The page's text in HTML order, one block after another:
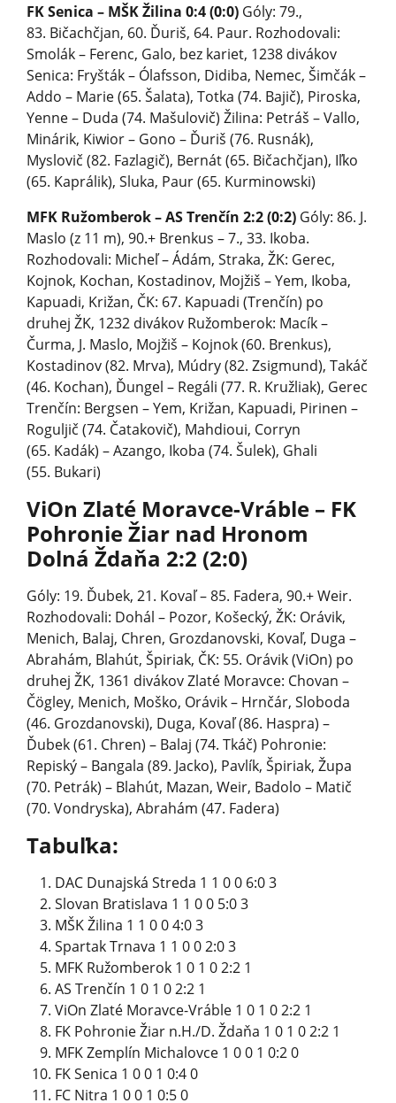
FK Senica – MŠK Žilina 0:4 (0:0) Góly: 79.,
83. Bičachčjan, 60. Ďuriš, 64. Paur. Rozhodovali:
Smolák – Ferenc, Galo, bez kariet, 1238 divákov
Senica: Fryšták – Ólafsson, Didiba, Nemec, Šimčák –
Addo – Marie (65. Šalata), Totka (74. Bajič), Piroska,
Yenne – Duda (74. Mašulovič) Žilina: Petráš – Vallo,
Minárik, Kiwior – Gono – Ďuriš (76. Rusnák),
Myslovič (82. Fazlagič), Bernát (65. Bičachčjan), Iľko
(65. Kaprálik), Sluka, Paur (65. Kurminowski)
MFK Ružomberok – AS Trenčín 2:2 (0:2) Góly: 86. J.
Maslo (z 11 m), 90.+ Brenkus – 7., 33. Ikoba.
Rozhodovali: Micheľ – Ádám, Straka, ŽK: Gerec,
Kojnok, Kochan, Kostadinov, Mojžiš – Yem, Ikoba,
Kapuadi, Križan, ČK: 67. Kapuadi (Trenčín) po
druhej ŽK, 1232 divákov Ružomberok: Macík –
Čurma, J. Maslo, Mojžiš – Kojnok (60. Brenkus),
Kostadinov (82. Mrva), Múdry (82. Zsigmund), Takáč
(46. Kochan), Ďungel – Regáli (77. R. Kružliak), Gerec
Trenčín: Bergsen – Yem, Križan, Kapuadi, Pirinen –
Roguljič (74. Čatakovič), Mahdioui, Corryn
(65. Kadák) – Azango, Ikoba (74. Šulek), Ghali
(55. Bukari)
ViOn Zlaté Moravce-Vráble – FK
Pohronie Žiar nad Hronom
Dolná Ždaňa 2:2 (2:0)
Góly: 19. Ďubek, 21. Kovaľ – 85. Fadera, 90.+ Weir.
Rozhodovali: Dohál – Pozor, Košecký, ŽK: Orávik,
Menich, Balaj, Chren, Grozdanovski, Kovaľ, Duga –
Abrahám, Blahút, Špiriak, ČK: 55. Orávik (ViOn) po
druhej ŽK, 1361 divákov Zlaté Moravce: Chovan –
Čögley, Menich, Moško, Orávik – Hrnčár, Sloboda
(46. Grozdanovski), Duga, Kovaľ (86. Haspra) –
Ďubek (61. Chren) – Balaj (74. Tkáč) Pohronie:
Repiský – Bangala (89. Jacko), Pavlík, Špiriak, Župa
(70. Petrák) – Blahút, Mazan, Weir, Badolo – Matič
(70. Vondryska), Abrahám (47. Fadera)
Tabuľka:
DAC Dunajská Streda 1 1 0 0 6:0 3
Slovan Bratislava 1 1 0 0 5:0 3
MŠK Žilina 1 1 0 0 4:0 3
Spartak Trnava 1 1 0 0 2:0 3
MFK Ružomberok 1 0 1 0 2:2 1
AS Trenčín 1 0 1 0 2:2 1
ViOn Zlaté Moravce-Vráble 1 0 1 0 2:2 1
FK Pohronie Žiar n.H./D. Ždaňa 1 0 1 0 2:2 1
MFK Zemplín Michalovce 1 0 0 1 0:2 0
FK Senica 1 0 0 1 0:4 0
FC Nitra 1 0 0 1 0:5 0